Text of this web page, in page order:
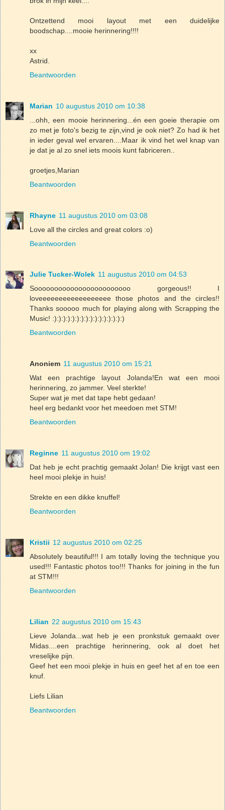
Ontzettend mooi layout met een duidelijke
boodschap....mooie herinnering!!!!
xx
Astrid.
Beantwoorden
Marian 10 augustus 2010 om 10:38
...ohh, een mooie herinnering...én een goeie therapie om
zo met je foto's bezig te zijn,vind je ook niet? Zo had ik het
in ieder geval wel ervaren....Maar ik vind het wel knap van
je dat je al zo snel iets moois kunt fabriceren..
groetjes,Marian
Beantwoorden
Rhayne 11 augustus 2010 om 03:08
Love all the circles and great colors :o)
Beantwoorden
Julie Tucker-Wolek 11 augustus 2010 om 04:53
Soooooooooooooooooooooooo gorgeous!! I
loveeeeeeeeeeeeeeeeee those photos and the circles!!
Thanks sooooo much for playing along with Scrapping the
Music! :):):):):):):):):):):):):):):):)
Beantwoorden
Anoniem 11 augustus 2010 om 15:21
Wat een prachtige layout Jolanda!En wat een mooi
herinnering, zo jammer. Veel sterkte!
Super wat je met dat tape hebt gedaan!
heel erg bedankt voor het meedoen met STM!
Beantwoorden
Reginne 11 augustus 2010 om 19:02
Dat heb je echt prachtig gemaakt Jolan! Die krijgt vast een
heel mooi plekje in huis!
Strekte en een dikke knuffel!
Beantwoorden
Kristii 12 augustus 2010 om 02:25
Absolutely beautiful!!! I am totally loving the technique you
used!!! Fantastic photos too!!! Thanks for joining in the fun
at STM!!!
Beantwoorden
Lilian 22 augustus 2010 om 15:43
Lieve Jolanda...wat heb je een pronkstuk gemaakt over
Midas....een prachtige herinnering, ook al doet het
vreselijke pijn.
Geef het een mooi plekje in huis en geef het af en toe een
knuf.
Liefs Lilian
Beantwoorden